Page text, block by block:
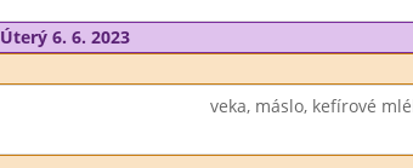
Úterý 6. 6. 2023
veka, máslo, kefírové